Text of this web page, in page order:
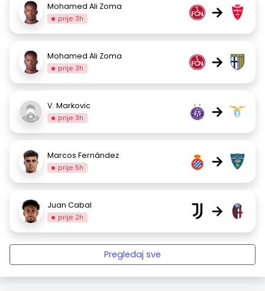
Mohamed Ali Zoma
prije 3h →
Mohamed Ali Zoma
prije 3h →
V. Markovic
prije 3h →
Marcos Fernández
prije 5h →
Juan Cabal
prije 2h →
Pregledaj sve